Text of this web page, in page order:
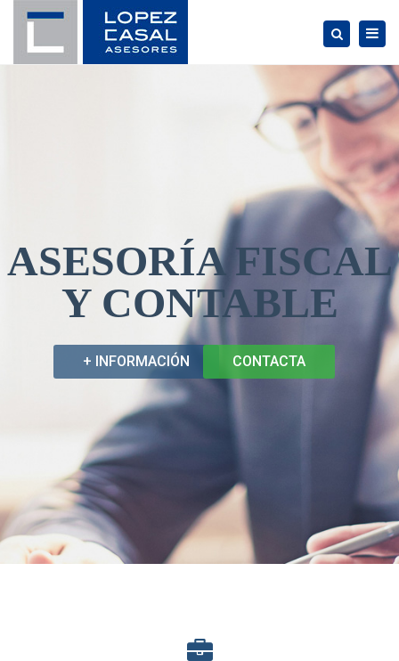
Search
ASESORÍA FISCAL
Y CONTABLE
+ INFORMACIÓN CONTACTA